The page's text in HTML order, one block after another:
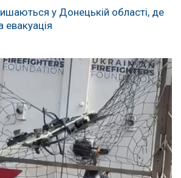
у Донецькій області, де
евакуація